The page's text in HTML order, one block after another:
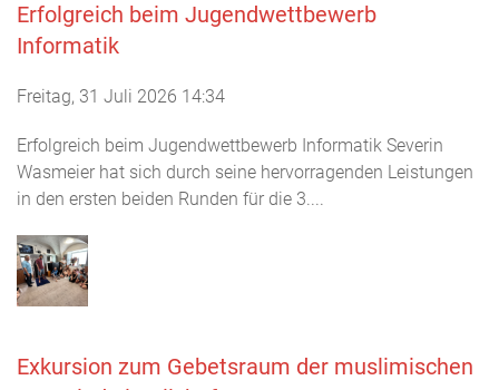
Erfolgreich beim Jugendwettbewerb
Informatik
Freitag, 31 Juli 2026 14:34
Erfolgreich beim Jugendwettbewerb Informatik Severin
Wasmeier hat sich durch seine hervorragenden Leistungen
in den ersten beiden Runden für die 3....
Exkursion zum Gebetsraum der muslimischen